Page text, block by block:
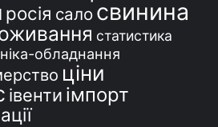
росія сало свинина
статистика
обладнання
ціни
івенти імпорт